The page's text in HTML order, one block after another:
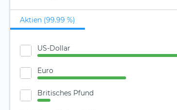
Aktien (99.99 %)
US-Dollar
Euro
Britisches Pfund